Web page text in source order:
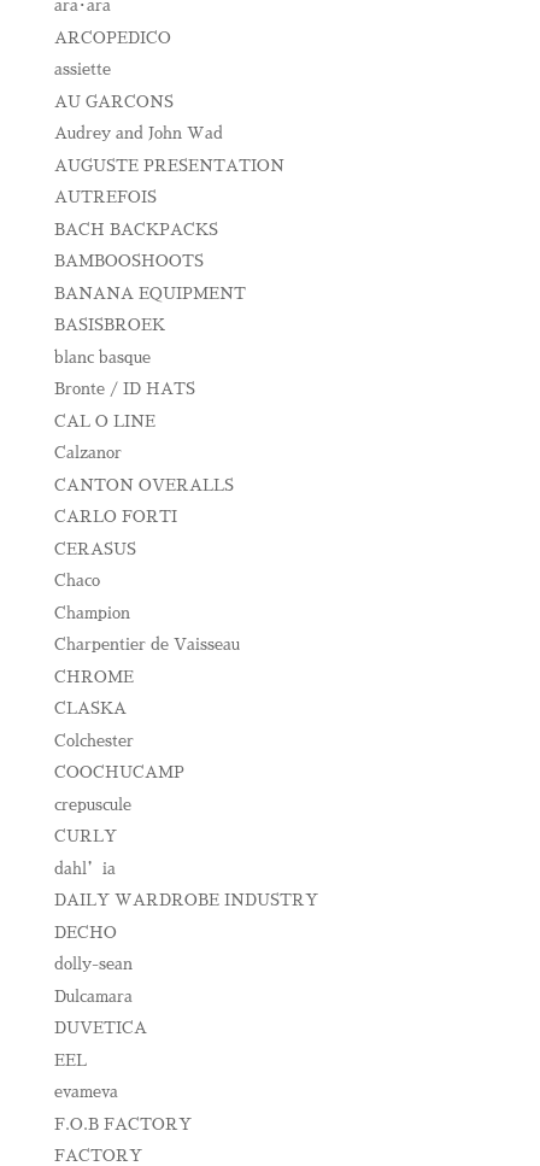
ara･ara
ARCOPEDICO
assiette
AU GARCONS
Audrey and John Wad
AUGUSTE PRESENTATION
AUTREFOIS
BACH BACKPACKS
BAMBOOSHOOTS
BANANA EQUIPMENT
BASISBROEK
blanc basque
Bronte / ID HATS
CAL O LINE
Calzanor
CANTON OVERALLS
CARLO FORTI
CERASUS
Chaco
Champion
Charpentier de Vaisseau
CHROME
CLASKA
Colchester
COOCHUCAMP
crepuscule
CURLY
dahl’ia
DAILY WARDROBE INDUSTRY
DECHO
dolly-sean
Dulcamara
DUVETICA
EEL
evameva
F.O.B FACTORY
FACTORY